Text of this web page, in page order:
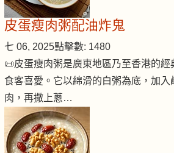
皮蛋瘦肉粥配油炸鬼
七 06, 2025點擊數: 1480
📜皮蛋瘦肉粥是廣東地區乃至香港的
食客喜愛。它以綿滑的白粥為底，加
肉，再撒上蔥…